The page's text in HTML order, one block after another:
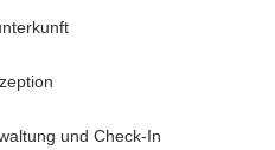
und Check-In